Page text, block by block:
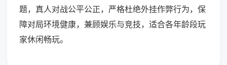
题，真人对战公平公正，严格杜绝外挂作弊行为，保
障对局环境健康，兼顾娱乐与竞技，适合各年龄段玩
家休闲畅玩。